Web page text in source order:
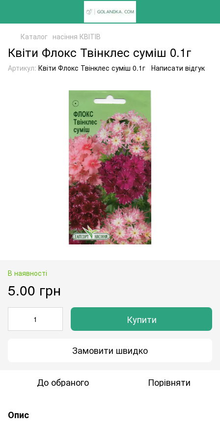
Каталог насіння КВІТІВ
Квіти Флокс Твінклес суміш 0.1г
Артикул: Квіти Флокс Твінклес суміш 0.1г Написати відгук
В наявності
5.00 грн
Купити
Замовити швидко
До обраного Порівняти
Опис